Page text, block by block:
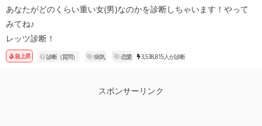
あなたがどのくらい重い女(男)なのかを診断しちゃいます！やって
みてね♪
レッツ診断！
急上昇 診断（質問） 病気 恋愛 3,538,815人が診断
スポンサーリンク